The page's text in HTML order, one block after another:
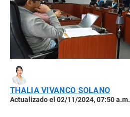
THALIA VIVANCO SOLANO
Actualizado el 02/11/2024, 07:50 a.m.